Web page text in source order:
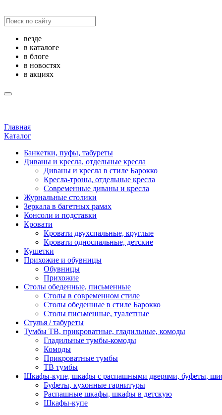
везде
в каталоге
в блоге
в новостях
в акциях
Главная
Каталог
Банкетки, пуфы, табуреты
Диваны и кресла, отдельные кресла
Диваны и кресла в стиле Барокко
Кресла-троны, отдельные кресла
Современные диваны и кресла
Журнальные столики
Зеркала в багетных рамах
Консоли и подставки
Кровати
Кровати двухспальные, круглые
Кровати односпальные, детские
Кушетки
Прихожие и обувницы
Обувницы
Прихожие
Столы обеденные, письменные
Столы в современном стиле
Столы обеденные в стиле Барокко
Столы письменные, туалетные
Стулья / табуреты
Тумбы ТВ, прикроватные, гладильные, комоды
Гладильные тумбы-комоды
Комоды
Прикроватные тумбы
ТВ тумбы
Шкафы-купе, шкафы с распашными дверями, буфеты,
Буфеты, кухонные гарнитуры
Распашные шкафы, шкафы в детскую
Шкафы-купе